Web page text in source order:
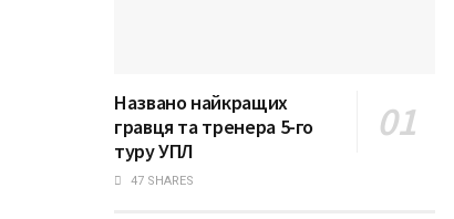
Названо найкращих
гравця та тренера 5-го
туру УПЛ
47 SHARES